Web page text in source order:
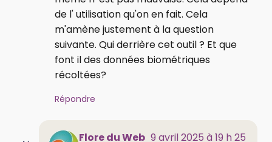
de l' utilisation qu'on en fait. Cela
m'amène justement à la question
suivante. Qui derrière cet outil ? Et que
font il des données biométriques
récoltées?
Répondre
Flore du Web 9 avril 2025 à 19 h 25